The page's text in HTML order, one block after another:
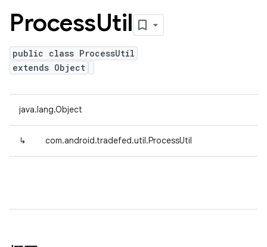
ProcessUtil
public class ProcessUtil
extends Object
java.lang.Object
↳ com.android.tradefed.util.ProcessUtil